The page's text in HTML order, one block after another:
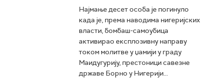
Најмање десет особа је погинуло
када је, према наводима нигеријских
власти, бомбаш-самоубица
активирао експлозивну направу
током молитве у џамији у граду
Маидугурију, престоници савезне
државе Борно у Нигерији...